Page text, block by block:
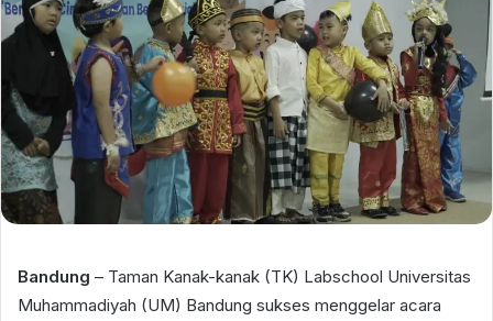
Bandung – Taman Kanak-kanak (TK) Labschool Universitas
Muhammadiyah (UM) Bandung sukses menggelar acara